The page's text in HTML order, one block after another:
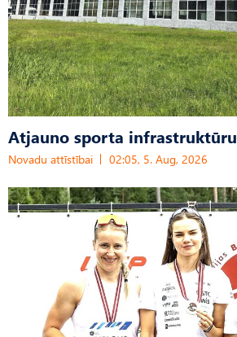
Atjauno sporta infrastruktūru
Novadu attīstībai 02:05, 5. Aug, 2026